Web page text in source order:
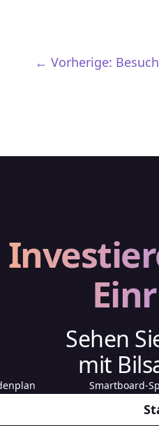
Smartboard-
← Vorherige:
Sehen
mit